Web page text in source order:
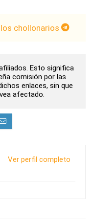
chollonarios
Esto significa
comisión por las
enlaces, sin que
afectado.
Ver perfil completo